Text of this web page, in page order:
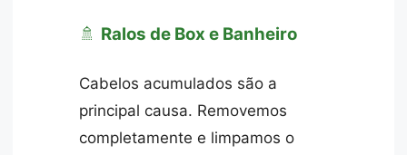
🚿 Ralos de Box e Banheiro
Cabelos acumulados são a
principal causa. Removemos
completamente e limpamos o